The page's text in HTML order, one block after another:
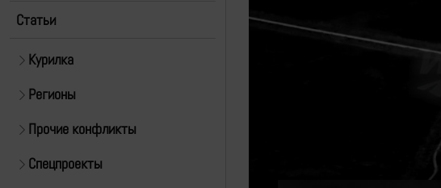
Статьи
Курилка
Регионы
Прочие конфликты
Спецпроекты